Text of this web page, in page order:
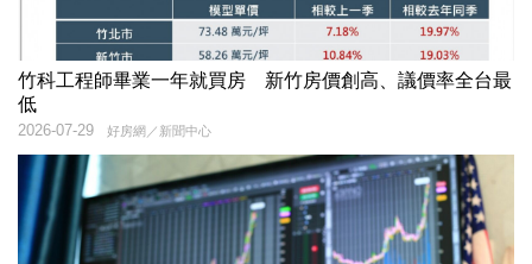
竹科工程師畢業一年就買房 新竹房價創高、議價率全台最
低
好房網／新聞中心
2026-07-29